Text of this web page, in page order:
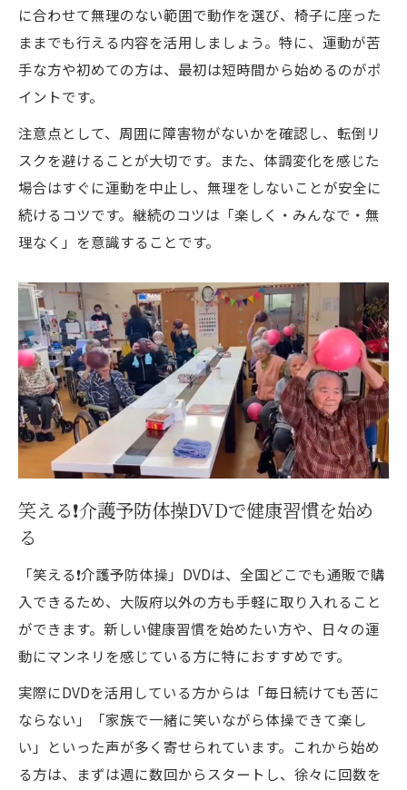
に合わせて無理のない範囲で動作を選び、椅子に座った
ままでも行える内容を活用しましょう。特に、運動が苦
手な方や初めての方は、最初は短時間から始めるのがポ
イントです。
注意点として、周囲に障害物がないかを確認し、転倒リ
スクを避けることが大切です。また、体調変化を感じた
場合はすぐに運動を中止し、無理をしないことが安全に
続けるコツです。継続のコツは「楽しく・みんなで・無
理なく」を意識することです。
笑える❗️介護予防体操DVDで健康習慣を始め
る
「笑える❗️介護予防体操」DVDは、全国どこでも通販で購
入できるため、大阪府以外の方も手軽に取り入れること
ができます。新しい健康習慣を始めたい方や、日々の運
動にマンネリを感じている方に特におすすめです。
実際にDVDを活用している方からは「毎日続けても苦に
ならない」「家族で一緒に笑いながら体操できて楽し
い」といった声が多く寄せられています。これから始め
る方は、まずは週に数回からスタートし、徐々に回数を